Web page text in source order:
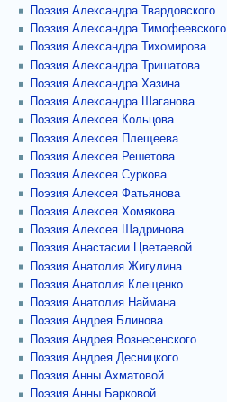
Поэзия Александра Твардовского
Поэзия Александра Тимофеевского
Поэзия Александра Тихомирова
Поэзия Александра Тришатова
Поэзия Александра Хазина
Поэзия Александра Шаганова
Поэзия Алексея Кольцова
Поэзия Алексея Плещеева
Поэзия Алексея Решетова
Поэзия Алексея Суркова
Поэзия Алексея Фатьянова
Поэзия Алексея Хомякова
Поэзия Алексея Шадринова
Поэзия Анастасии Цветаевой
Поэзия Анатолия Жигулина
Поэзия Анатолия Клещенко
Поэзия Анатолия Наймана
Поэзия Андрея Блинова
Поэзия Андрея Вознесенского
Поэзия Андрея Десницкого
Поэзия Анны Ахматовой
Поэзия Анны Барковой